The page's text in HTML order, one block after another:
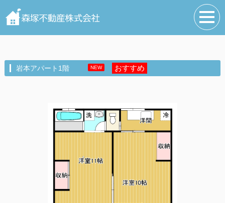
岩本アパート1階 NEW おすすめ